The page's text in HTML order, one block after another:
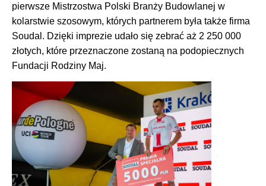
pierwsze Mistrzostwa Polski Branży Budowlanej w
kolarstwie szosowym, których partnerem była także firma
Soudal. Dzięki imprezie udało się zebrać aż 2 250 000
złotych, które przeznaczone zostaną na podopiecznych
Fundacji Rodziny Maj.